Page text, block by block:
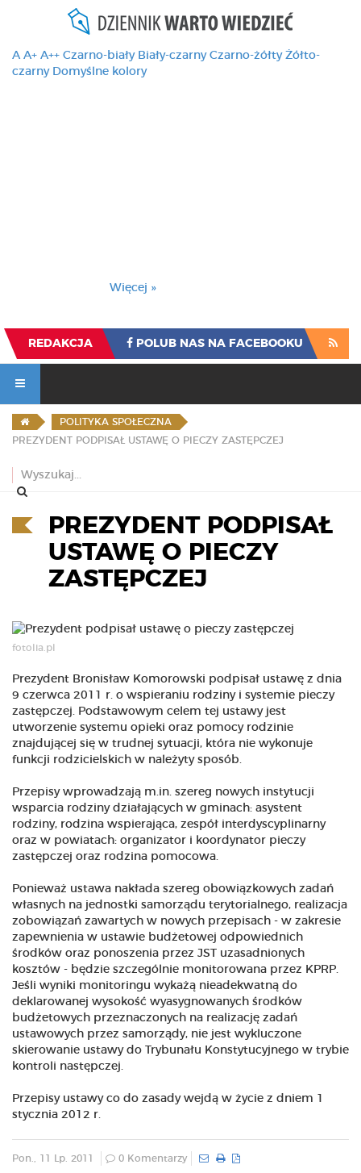
A A+ A++ Czarno-biały Biały-czarny Czarno-żółty Żółto-
czarny Domyślne kolory
Więcej »
REDAKCJA POLUB NAS NA FACEBOOKU
POLITYKA SPOŁECZNA
PREZYDENT PODPISAŁ USTAWĘ O PIECZY ZASTĘPCZEJ
PREZYDENT PODPISAŁ
USTAWĘ O PIECZY
ZASTĘPCZEJ
fotolia.pl
Prezydent Bronisław Komorowski podpisał ustawę z dnia
9 czerwca 2011 r. o wspieraniu rodziny i systemie pieczy
zastępczej. Podstawowym celem tej ustawy jest
utworzenie systemu opieki oraz pomocy rodzinie
znajdującej się w trudnej sytuacji, która nie wykonuje
funkcji rodzicielskich w należyty sposób.
Przepisy wprowadzają m.in. szereg nowych instytucji
wsparcia rodziny działających w gminach: asystent
rodziny, rodzina wspierająca, zespół interdyscyplinarny
oraz w powiatach: organizator i koordynator pieczy
zastępczej oraz rodzina pomocowa.
Ponieważ ustawa nakłada szereg obowiązkowych zadań
własnych na jednostki samorządu terytorialnego, realizacja
zobowiązań zawartych w nowych przepisach - w zakresie
zapewnienia w ustawie budżetowej odpowiednich
środków oraz ponoszenia przez JST uzasadnionych
kosztów - będzie szczególnie monitorowana przez KPRP.
Jeśli wyniki monitoringu wykażą nieadekwatną do
deklarowanej wysokość wyasygnowanych środków
budżetowych przeznaczonych na realizację zadań
ustawowych przez samorządy, nie jest wykluczone
skierowanie ustawy do Trybunału Konstytucyjnego w trybie
kontroli następczej.
Przepisy ustawy co do zasady wejdą w życie z dniem 1
stycznia 2012 r.
Pon., 11 Lp. 2011 0 Komentarzy